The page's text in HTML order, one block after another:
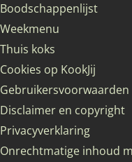
Boodschappenlijst
Weekmenu
Thuis koks
Cookies op KookJij
Gebruikersvoorwaarden
Disclaimer en copyright
Privacyverklaring
Onrechtmatige inhoud